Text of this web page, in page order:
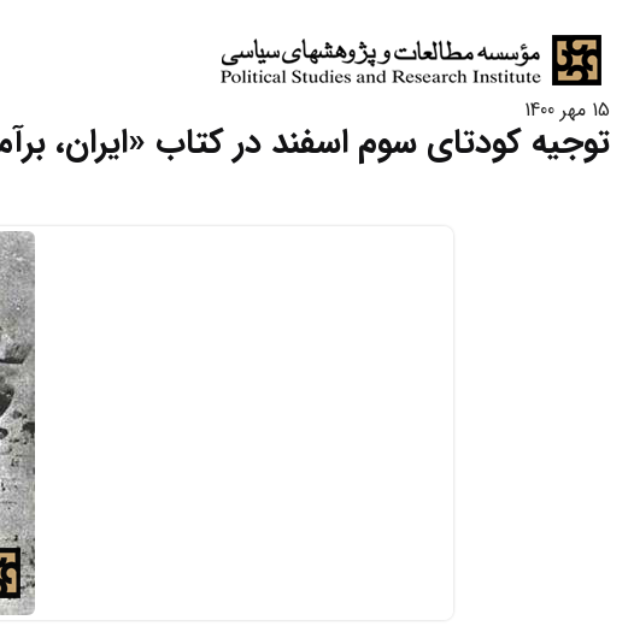
15 مهر 1400
توجیه کودتای سوم اسفند در کتاب «ایران،